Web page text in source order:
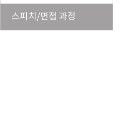
스피치/면접 과정